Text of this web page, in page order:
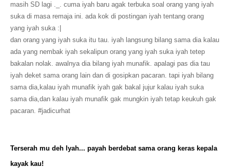
masih SD lagi ._. cuma iyah baru agak terbuka soal orang yang iyah
suka di masa remaja ini. ada kok di postingan iyah tentang orang
yang iyah suka :|
dan orang yang iyah suka itu tau. iyah langsung bilang sama dia kalau
ada yang nembak iyah sekalipun orang yang iyah suka iyah tetep
bakalan nolak. awalnya dia bilang iyah munafik. apalagi pas dia tau
iyah deket sama orang lain dan di gosipkan pacaran. tapi iyah bilang
sama dia,kalau iyah munafik iyah gak bakal jujur kalau iyah suka
sama dia,dan kalau iyah munafik gak mungkin iyah tetap keukuh gak
pacaran. #jadicurhat
Terserah mu deh Iyah... payah berdebat sama orang keras kepala
kayak kau!